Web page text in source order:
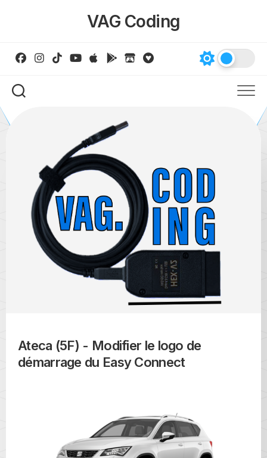
VAG Coding
Ateca (5F) - Modifier le logo de
démarrage du Easy Connect